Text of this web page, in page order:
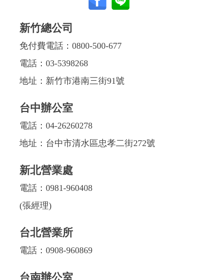
新竹總公司
免付費電話： 0800-500-677
電話： 03-5398268
地址：新竹市港南三街91號
台中辦公室
電話： 04-26260278
地址：台中市清水區忠孝二街272號
新北營業處
電話： 0981-960408
(張經理)
台北營業所
電話： 0908-960869
台南辦公室